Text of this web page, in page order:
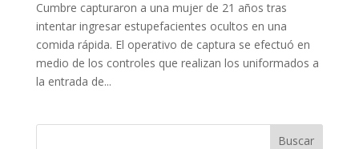
Cumbre capturaron a una mujer de 21 años tras
intentar ingresar estupefacientes ocultos en una
comida rápida. El operativo de captura se efectuó en
medio de los controles que realizan los uniformados a
la entrada de...
Buscar